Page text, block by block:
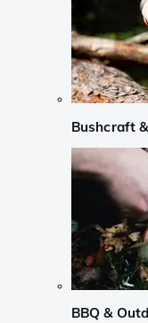
Bushcraft
BBQ &